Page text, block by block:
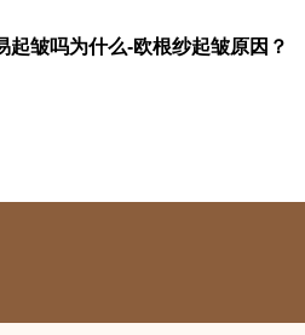
起皱吗为什么-欧根纱起皱原因？